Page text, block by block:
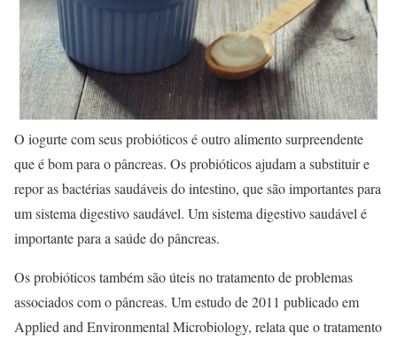
O iogurte com seus probióticos é outro alimento surpreendente
que é bom para o pâncreas. Os probióticos ajudam a substituir e
repor as bactérias saudáveis do intestino, que são importantes para
um sistema digestivo saudável. Um sistema digestivo saudável é
importante para a saúde do pâncreas.
Os probióticos também são úteis no tratamento de problemas
associados com o pâncreas. Um estudo de 2011 publicado em
Applied and Environmental Microbiology, relata que o tratamento